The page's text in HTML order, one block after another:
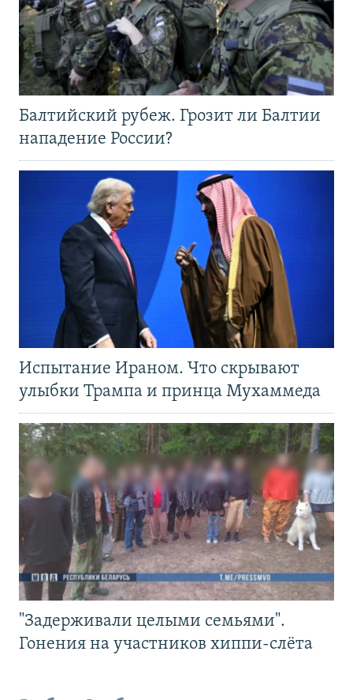
Балтийский рубеж. Грозит ли Балтии
нападение России?
Испытание Ираном. Что скрывают
улыбки Трампа и принца Мухаммеда
"Задерживали целыми семьями".
Гонения на участников хиппи-слёта